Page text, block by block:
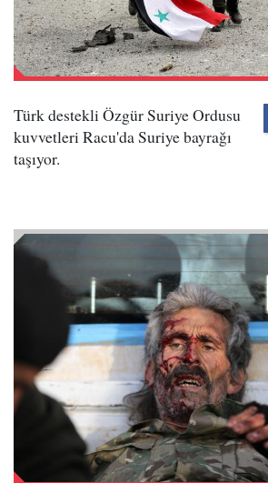
Türk destekli Özgür Suriye Ordusu
kuvvetleri Racu'da Suriye bayrağı
taşıyor.